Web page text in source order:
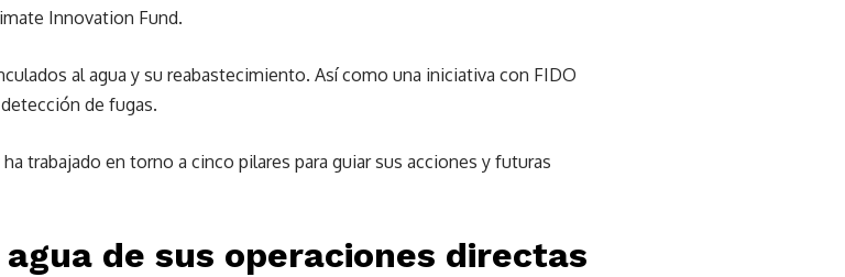
Innovation Fund.
al agua y su reabastecimiento. Así como una iniciativa con FIDO
de fugas.
trabajado en torno a cinco pilares para guiar sus acciones y futuras
de sus operaciones directas